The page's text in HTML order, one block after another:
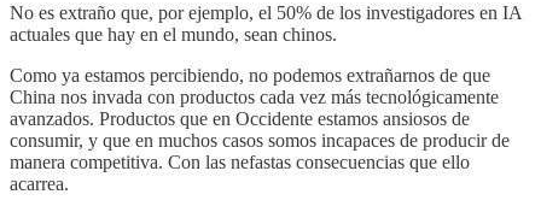
No es extraño que, por ejemplo, el 50% de los investigadores en IA
actuales que hay en el mundo, sean chinos.
Como ya estamos percibiendo, no podemos extrañarnos de que
China nos invada con productos cada vez más tecnológicamente
avanzados. Productos que en Occidente estamos ansiosos de
consumir, y que en muchos casos somos incapaces de producir de
manera competitiva. Con las nefastas consecuencias que ello
acarrea.